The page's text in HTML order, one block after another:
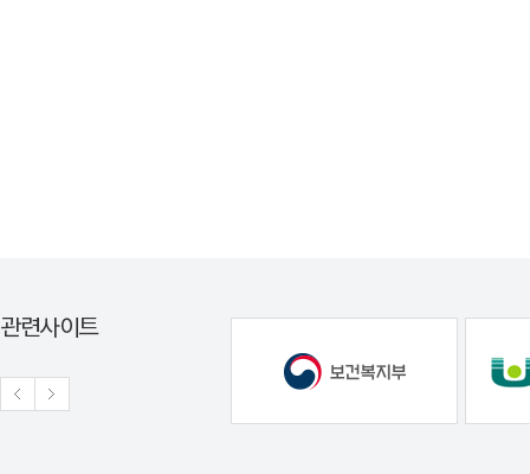
관련사이트